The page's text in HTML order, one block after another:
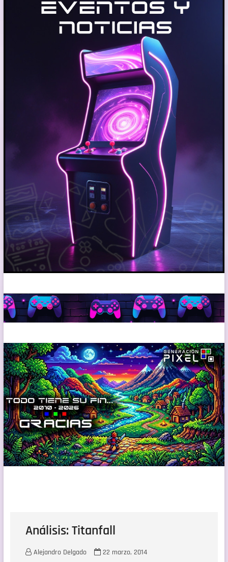
Análisis: Titanfall
Alejandro Delgado
22 marzo, 2014